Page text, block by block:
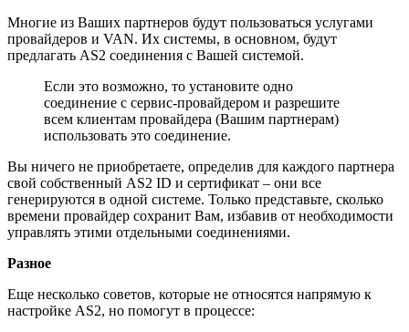
Многие из Ваших партнеров будут пользоваться услугами
провайдеров и VAN. Их системы, в основном, будут
предлагать AS2 соединения с Вашей системой.
Если это возможно, то установите одно
соединение с сервис-провайдером и разрешите
всем клиентам провайдера (Вашим партнерам)
использовать это соединение.
Вы ничего не приобретаете, определив для каждого партнера
свой собственный AS2 ID и сертификат – они все
генерируются в одной системе. Только представьте, сколько
времени провайдер сохранит Вам, избавив от необходимости
управлять этими отдельными соединениями.
Разное
Еще несколько советов, которые не относятся напрямую к
настройке AS2, но помогут в процессе: